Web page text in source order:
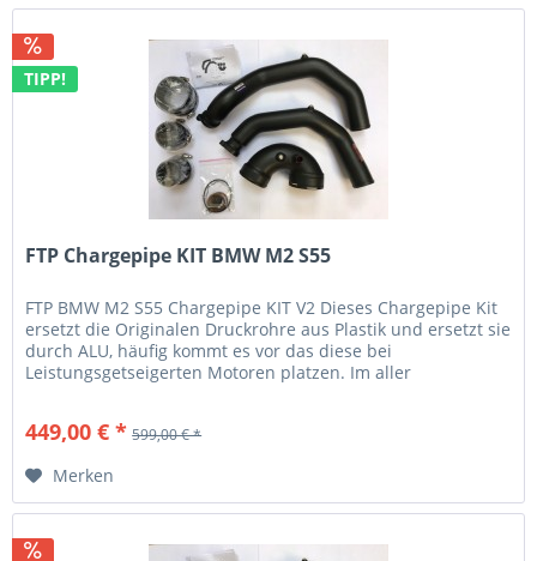
TIPP!
FTP Chargepipe KIT BMW M2 S55
FTP BMW M2 S55 Chargepipe KIT V2 Dieses Chargepipe Kit
ersetzt die Originalen Druckrohre aus Plastik und ersetzt sie
durch ALU, häufig kommt es vor das diese bei
Leistungsgetseigerten Motoren platzen. Im aller
449,00 € * 599,00 € *
Merken